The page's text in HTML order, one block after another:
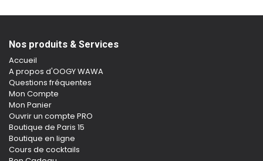
Nos produits & Services
Accueil
A propos d'OOGY WAWA
Questions fréquentes
Mon Compte
Mon Panier
Ouvrir un compte PRO
Boutique de Paris 15
Boutique en ligne
Cours de cocktails